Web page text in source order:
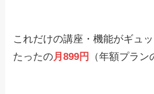
これだけの講座・機能がギュ
たったの月899円 （年額プラン